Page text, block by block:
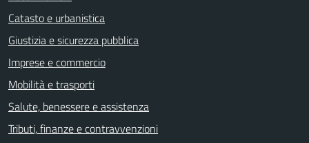
Catasto e urbanistica
Giustizia e sicurezza pubblica
Imprese e commercio
Mobilità e trasporti
Salute, benessere e assistenza
Tributi, finanze e contravvenzioni